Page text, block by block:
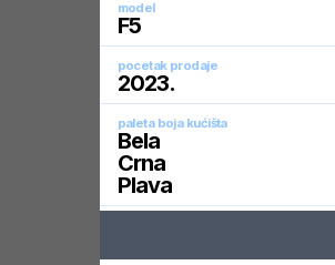
model
F5
pocetak prodaje
2023.
paleta boja kućišta
Bela
Crna
Plava